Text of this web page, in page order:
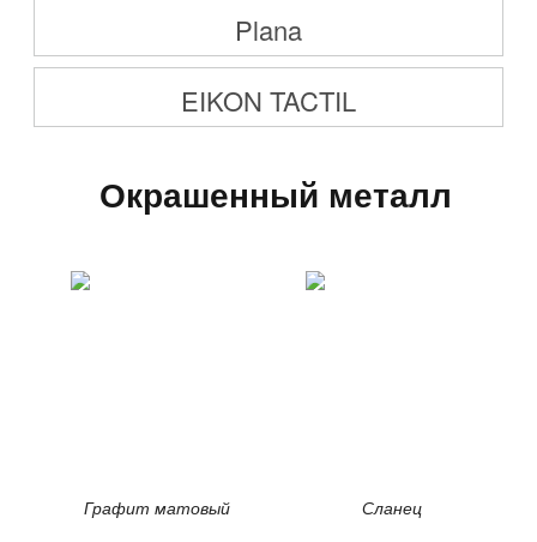
Plana
EIKON TACTIL
Окрашенный металл
Графит матовый Сланец